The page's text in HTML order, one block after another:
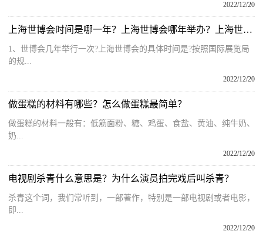
2022/12/20
上海世博会时间是哪一年？上海世博会哪年举办？上海世博会召开时间
1、世博会几年举行一次?上海世博会的具体时间是?按照国际展览局
的规...
2022/12/20
做蛋糕的材料有哪些？怎么做蛋糕最简单？
做蛋糕的材料一般有：低筋面粉、糖、鸡蛋、食盐、黄油、纯牛奶、
奶...
2022/12/20
电视剧杀青什么意思是？为什么演员拍完戏后叫杀青？
杀青这个词，我们常听到，一部著作，特别是一部电视剧或者电影，
即...
2022/12/20